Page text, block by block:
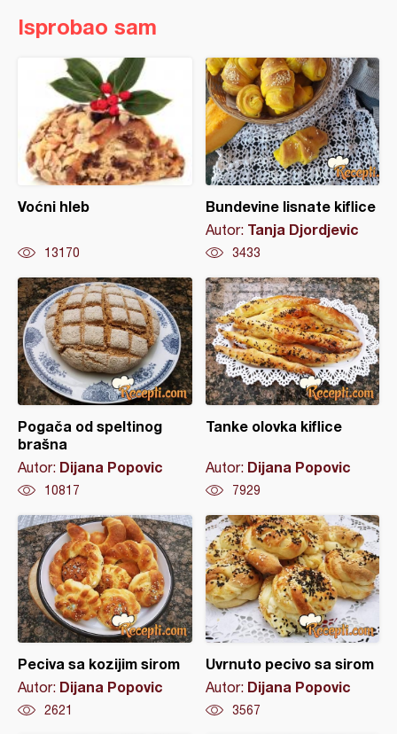
Isprobao sam
Voćni hleb
13170
Bundevine lisnate kiflice
Autor: Tanja Djordjevic
3433
Pogača od speltinog
brašna
Autor: Dijana Popovic
10817
Tanke olovka kiflice
Autor: Dijana Popovic
7929
Peciva sa kozijim sirom
Autor: Dijana Popovic
2621
Uvrnuto pecivo sa sirom
Autor: Dijana Popovic
3567